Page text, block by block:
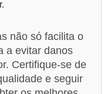
não só facilita o
a evitar danos
Certifique-se de
e seguir